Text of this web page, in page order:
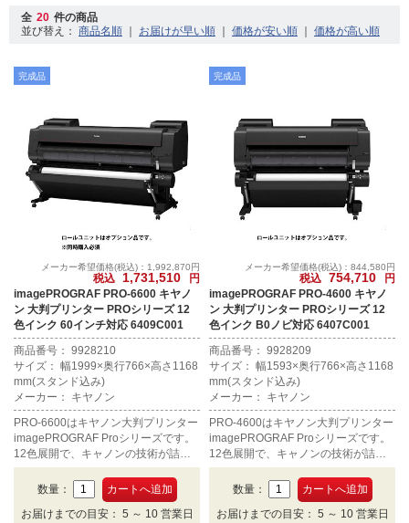
全 20 件の商品
並び替え：
｜ ｜ ｜
完成品
メーカー希望価格(税込)：1,992,870円
税込 1,731,510
円
imagePROGRAF PRO-6600 キヤノ
ン 大判プリンター PROシリーズ 12
色インク 60インチ対応 6409C001
商品番号： 9928210
サイズ： 幅1999×奥行766×高さ1168
mm(スタンド込み)
メーカー： キヤノン
PRO-6600はキヤノン大判プリンター
imagePROGRAF Proシリーズです。
12色展開で、キャノンの技術が詰め
込まれた最上位モデルです。「クロマ
オプティマイザー」を搭載し、重厚感
のある黒を表現できます。圧倒的な表
現力と高い画像堅牢性で写真高画質印
数量：
お届けまでの目安： 5 ～ 10 営業日
完成品
メーカー希望価格(税込)：844,580円
税込 754,710
円
imagePROGRAF PRO-4600 キヤノ
ン 大判プリンター PROシリーズ 12
色インク B0ノビ対応 6407C001
商品番号： 9928209
サイズ： 幅1593×奥行766×高さ1168
mm(スタンド込み)
メーカー： キヤノン
PRO-4600はキヤノン大判プリンター
imagePROGRAF Proシリーズです。
12色展開で、キャノンの技術が詰め
込まれた最上位モデルです。「クロマ
オプティマイザー」を搭載し、重厚感
のある黒を表現できます。圧倒的な表
現力と高い画像堅牢性で写真高画質印
数量：
お届けまでの目安： 5 ～ 10 営業日